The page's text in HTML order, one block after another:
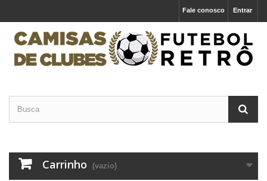
Entrar
Fale conosco
Carrinho (vazio)